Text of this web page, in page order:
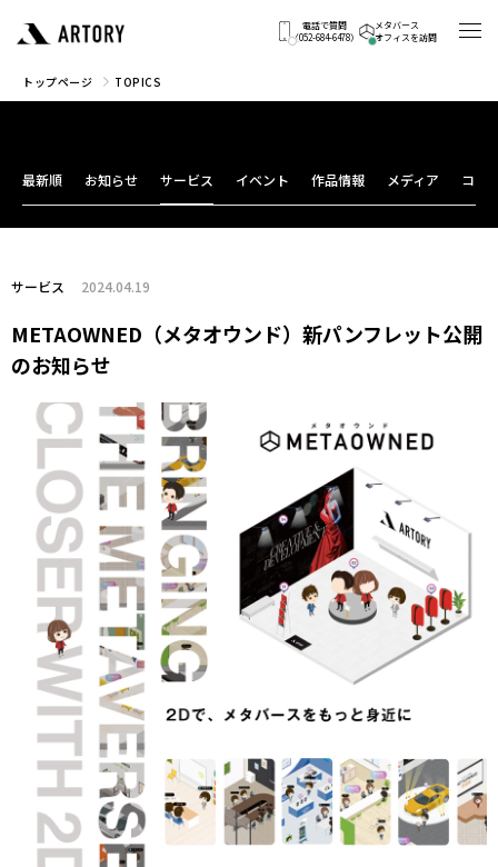
電話で質問
（052-684-6478）
メタバース
オフィスを訪問
トップページ TOPICS
最新順 お知らせ サービス イベント 作品情報 メディア コン
サービス 2024.04.19
METAOWNED（メタオウンド）新パンフレット公開
のお知らせ